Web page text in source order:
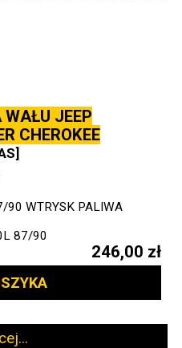
JEEP
CHEROKEE
90 WTRYSK PALIWA
87/90
246,00 zł